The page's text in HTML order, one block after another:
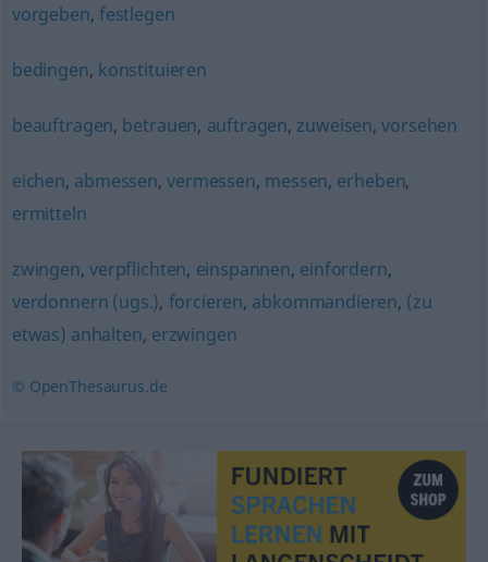
vorgeben, festlegen
bedingen, konstituieren
beauftragen, betrauen, auftragen, zuweisen,vorsehen
eichen, abmessen,vermessen, messen, erheben,
ermitteln
zwingen,verpflichten, einspannen, einfordern,
verdonnern (ugs.), forcieren, abkommandieren, (zu
etwas) anhalten, erzwingen
© OpenThesaurus.de